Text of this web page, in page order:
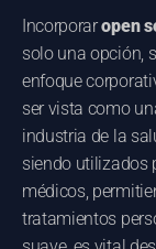
Incorporaropen
solo una opción,
enfoque
ser vista como
industria de la
siendo utilizados
médicos,
tratamientos